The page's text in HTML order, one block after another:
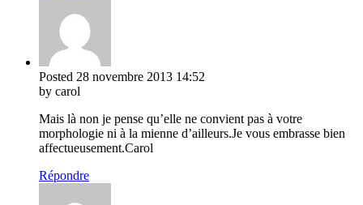
Posted 28 novembre 2013 14:52
by carol
Mais là non je pense qu’elle ne convient pas à votre
morphologie ni à la mienne d’ailleurs.Je vous embrasse bien
affectueusement.Carol
Répondre